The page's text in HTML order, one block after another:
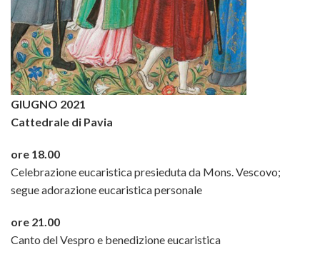
GIUGNO 2021
Cattedrale di Pavia
ore 18.00
Celebrazione eucaristica presieduta da Mons. Vescovo;
segue adorazione eucaristica personale
ore 21.00
Canto del Vespro e benedizione eucaristica